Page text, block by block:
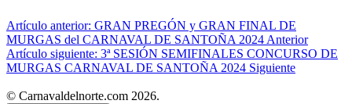
Artículo anterior: GRAN PREGÓN y GRAN FINAL DE
MURGAS del CARNAVAL DE SANTOÑA 2024Anterior
Artículo siguiente: 3ª SESIÓN SEMIFINALES CONCURSO DE
MURGAS CARNAVAL DE SANTOÑA 2024 Siguiente
© Carnavaldelnorte.com 2026.